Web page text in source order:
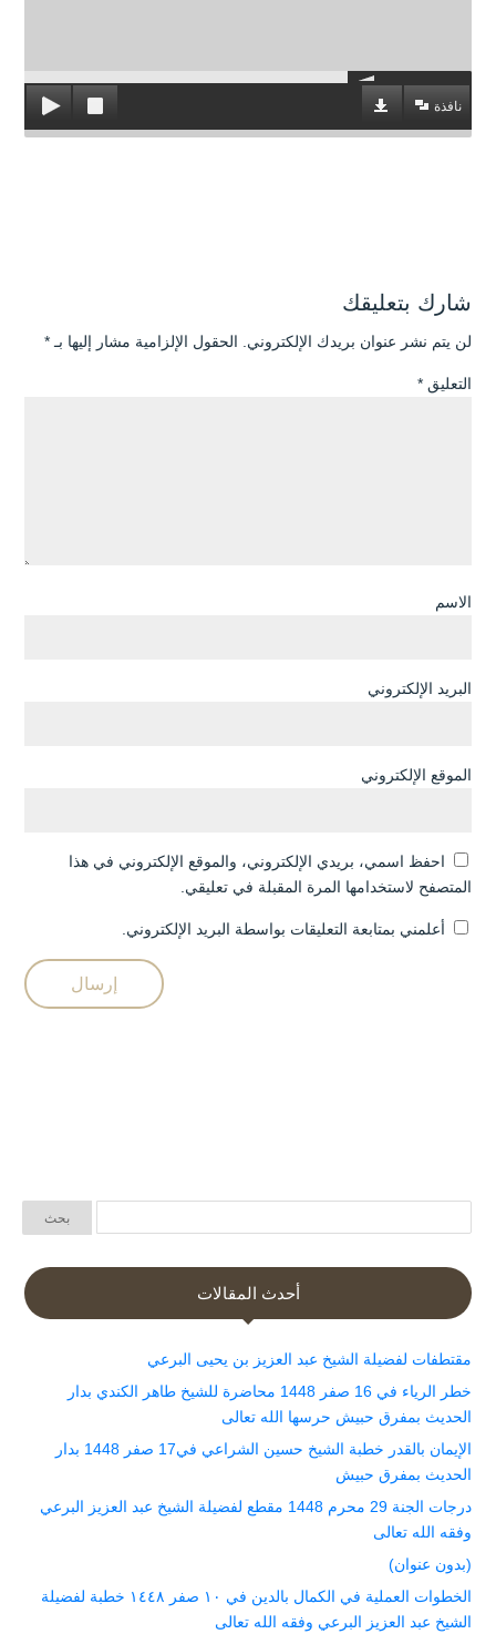
نافذة
شارك بتعليقك
لن يتم نشر عنوان بريدك الإلكتروني. الحقول الإلزامية مشار إليها بـ *
التعليق *
الاسم
البريد الإلكتروني
الموقع الإلكتروني
احفظ اسمي، بريدي الإلكتروني، والموقع الإلكتروني في هذا
المتصفح لاستخدامها المرة المقبلة في تعليقي.
أعلمني بمتابعة التعليقات بواسطة البريد الإلكتروني.
أحدث المقالات
مقتطفات لفضيلة الشيخ عبد العزيز بن يحيى البرعي
خطر الرياء في 16 صفر 1448 محاضرة للشيخ طاهر الكندي بدار
الحديث بمفرق حبيش حرسها الله تعالى
الإيمان بالقدر خطبة الشيخ حسين الشراعي في17 صفر 1448 بدار
الحديث بمفرق حبيش
درجات الجنة 29 محرم 1448 مقطع لفضيلة الشيخ عبد العزيز البرعي
وفقه الله تعالى
(بدون عنوان)
الخطوات العملية في الكمال بالدين في ١٠ صفر ١٤٤٨ خطبة لفضيلة
الشيخ عبد العزيز البرعي وفقه الله تعالى